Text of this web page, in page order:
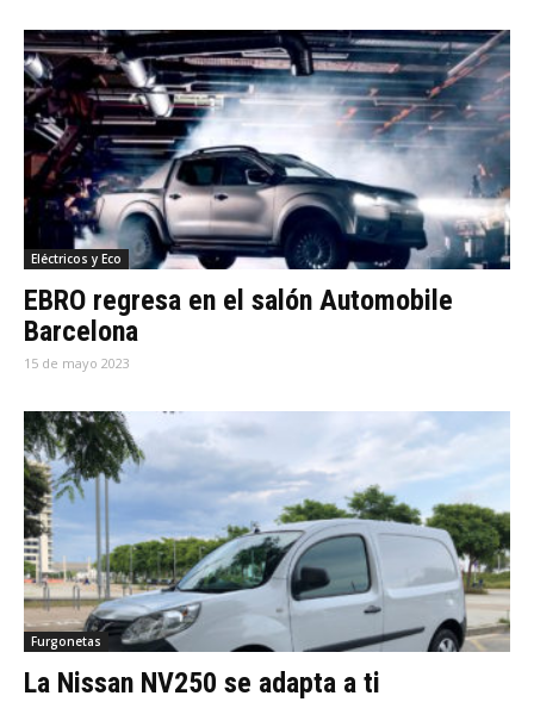
Eléctricos y Eco
EBRO regresa en el salón Automobile
Barcelona
15 de mayo 2023
Furgonetas
La Nissan NV250 se adapta a ti